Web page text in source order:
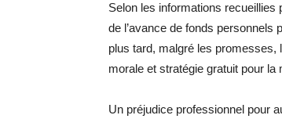
Selon les informations recueillies
de l’avance de fonds personnels
plus tard, malgré les promesses,
morale et stratégie gratuit pour
Un préjudice professionnel pour